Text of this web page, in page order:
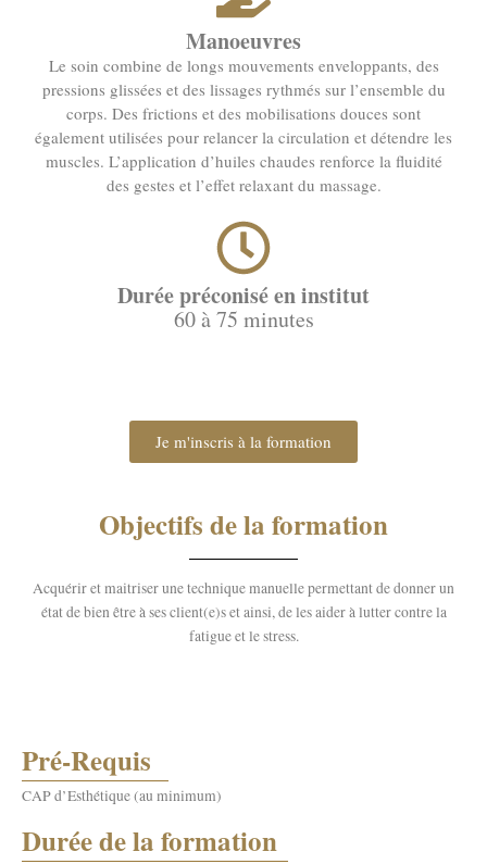
Manoeuvres
Le soin combine de longs mouvements enveloppants, des
pressions glissées et des lissages rythmés sur l’ensemble du
corps. Des frictions et des mobilisations douces sont
également utilisées pour relancer la circulation et détendre les
muscles. L’application d’huiles chaudes renforce la fluidité
des gestes et l’effet relaxant du massage.
Durée préconisé en institut
60 à 75 minutes
Je m'inscris à la formation
Objectifs de la formation
Acquérir et maitriser une technique manuelle permettant de donner un
état de bien être à ses client(e)s et ainsi, de les aider à lutter contre la
fatigue et le stress.
Pré-Requis
CAP d’Esthétique (au minimum)
Durée de la formation